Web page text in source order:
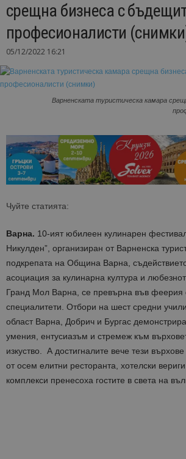
срещна бизнеса с
професионалисти
05/12/2022 16:21
Варненската туристическа камара
Чуйте статията:
Варна. 10-ият юбилеен кулинарен
Никулден”, организиран от Варненска
подкрепата на Община Варна,
асоциация за кулинарна култура и
Гранд Мол Варна, се превърна във феерия
специалитети. Отбори на шест средни
област Варна, Добрич и Бургас
умения, ентусиазъм и стремеж към
изкуство. А достигналите вече тези
от осем елитни ресторанта, хотелски
комплекси пренесоха гостите в света на